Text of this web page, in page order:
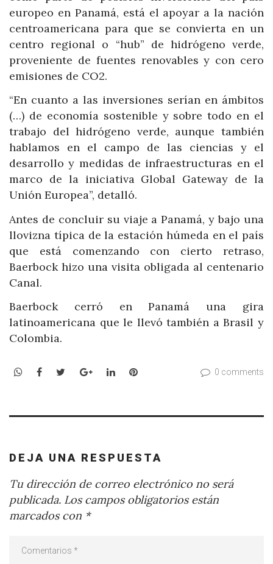
europeo en Panamá, está el apoyar a la nación
centroamericana para que se convierta en un
centro regional o “hub” de hidrógeno verde,
proveniente de fuentes renovables y con cero
emisiones de CO2.
“En cuanto a las inversiones serían en ámbitos
(…) de economía sostenible y sobre todo en el
trabajo del hidrógeno verde, aunque también
hablamos en el campo de las ciencias y el
desarrollo y medidas de infraestructuras en el
marco de la iniciativa Global Gateway de la
Unión Europea”, detalló.
Antes de concluir su viaje a Panamá, y bajo una
llovizna típica de la estación húmeda en el país
que está comenzando con cierto retraso,
Baerbock hizo una visita obligada al centenario
Canal.
Baerbock cerró en Panamá una gira
latinoamericana que le llevó también a Brasil y
Colombia.
WhatsApp
Facebook
TwitterGoogle+LinkedInPinterest 0 comments
DEJA UNA RESPUESTA
Tu dirección de correo electrónico no será
publicada. Los campos obligatorios están
marcados con *